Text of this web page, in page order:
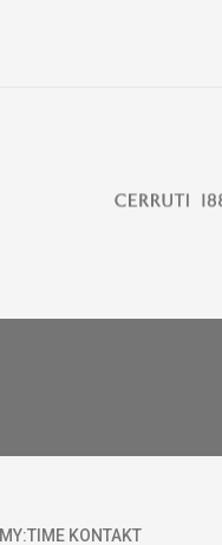
MY:TIME KONTAKT